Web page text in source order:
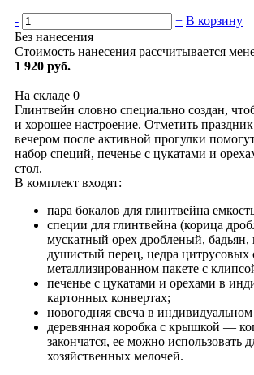
- + В корзину
Без нанесения
Стоимость нанесения рассчитывается
1 920 руб.
На складе 0
Глинтвейн словно специально создан,
и хорошее настроение. Отметить
вечером после активной прогулки
набор специй, печенье с цукатами и
стол.
В комплект входят:
пара бокалов для глинтвейна
специи для глинтвейна (корица
мускатный орех дробленый, бадьян,
душистый перец, цедра цитрусовых
металлизированном пакете с
печенье с цукатами и орехами в
картонных конвертах;
новогодняя свеча в индивидуальном
деревянная коробка с крышкой —
закончатся, ее можно использовать
хозяйственных мелочей.